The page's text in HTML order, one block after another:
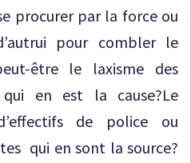
procurer par la force ou
pour combler le
être le laxisme des
qui en est la cause?Le
de police ou
qui en sont la source?